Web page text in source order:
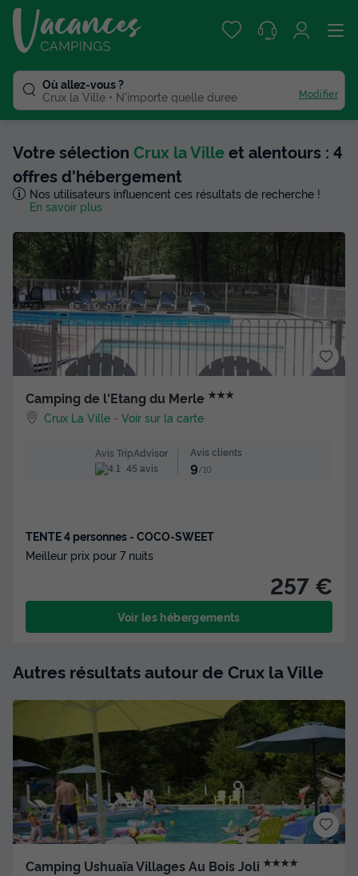
Où allez-vous ?
Crux la Ville
N'importe quelle duree Modifier
Votre sélection Crux la Villeet alentours : 4
offres d'hébergement
Nos utilisateurs influencent ces résultats de recherche !
En savoir plus
Camping de l'Etang du Merle ★★★
Crux La Ville -Voir sur la carte
Avis TripAdvisor
45 avis
Avis clients
9/10
TENTE 4 personnes - COCO-SWEET
Meilleur prix pour 7 nuits
257 €
Voir les hébergements
Autres résultats autour de Crux la Ville
Camping Ushuaïa Villages Au Bois Joli ★★★★